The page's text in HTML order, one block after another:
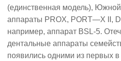
(единственная модель),
аппараты PROX, PORT—X ,
например, аппарат BSL-5.
дентальные аппараты
появились одними из первых